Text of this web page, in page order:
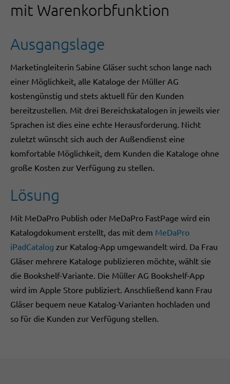
mit Warenkorbfunktion
Ausgangslage
Marketingleiterin Sabine Gläser sucht schon lange nach
einer Möglichkeit, alle Kataloge der Müller AG
kostengünstig und stets aktuell für den Kunden
bereitzustellen. Mit drei Bereichskatalogen in jeweils vier
Sprachen ist dies eine echte Herausforderung. Nicht
zuletzt wünscht sich auch der Außendienst eine
komfortable Möglichkeit, dem Kunden die Kataloge ohne
große Kosten zur Verfügung zu stellen.
Lösung
Mit MeDaPro Publish oder MeDaPro FastPage wird ein
Katalogdokument erstellt, das mit dem MeDaPro
iPadCatalog zur Katalog-App umgewandelt wird. Da Frau
Gläser mehrere Kataloge publizieren möchte, wählt sie
die Bookshelf-Variante. Die Müller AG Bookshelf-App
wird im Apple Store publiziert. Anschließend kann Frau
Gläser bequem neue Katalog-Varianten hochladen und
so für die Kunden zur Verfügung stellen.